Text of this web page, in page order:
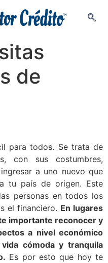
de
para todos. Se trata de
con sus costumbres,
a uno nuevo que
tu país de origen. Este
personas en todos los
el financiero. En lugares
importante reconocer y
a nivel económico
cómoda y tranquila
Es por esto que hoy te